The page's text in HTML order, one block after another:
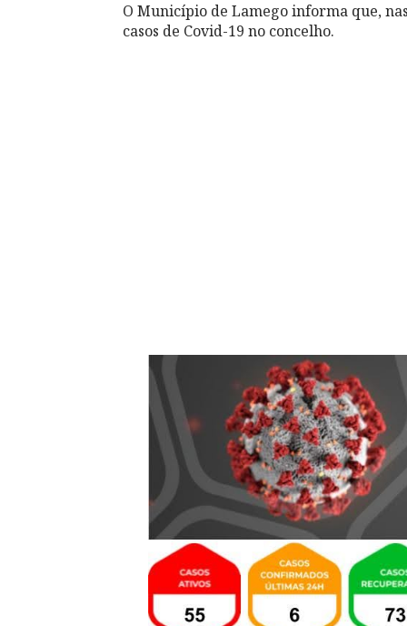
O Município de Lamego informa que,
casos de Covid-19 no concelho.